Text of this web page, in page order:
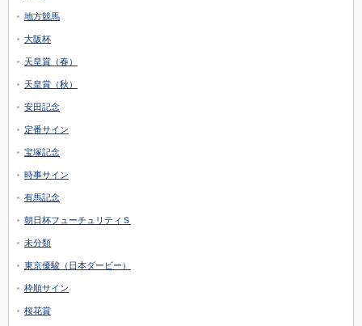
地方競馬
大阪杯
天皇賞（春）
天皇賞（秋）
安田記念
定番サイン
宝塚記念
時事サイン
有馬記念
朝日杯フューチュリティＳ
未分類
東京優駿（日本ダービー）
枠順サイン
桜花賞